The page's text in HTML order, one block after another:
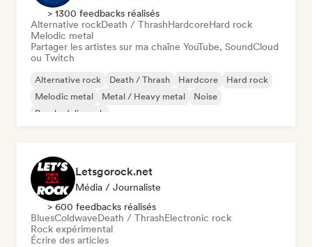
> 1300 feedbacks réalisés
Alternative rockDeath / ThrashHardcoreHard rock
Melodic metal
Partager les artistes sur ma chaîne YouTube, SoundCloud
ou Twitch
Alternative rock Death / Thrash Hardcore
Hard rock
Melodic metal
Metal / Heavy metal
Noise
Psychedelic rock
Letsgorock.net
Média / Journaliste
> 600 feedbacks réalisés
BluesColdwaveDeath / ThrashElectronic rock
Rock expérimental
Écrire des articles